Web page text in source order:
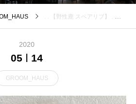
. . 【野性鹿 スペアリブ】 . わんちゃんの運動不足によるストレスで お困りではございませんか??
2020
05 14
GROOM_HAUS